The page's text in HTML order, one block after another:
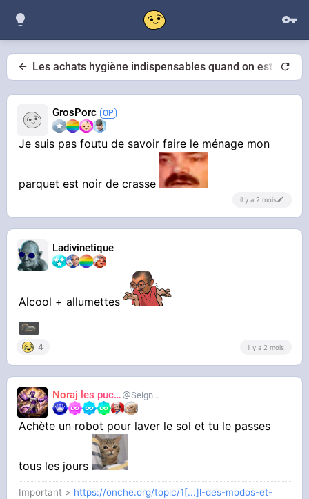
Les achats hygiène indispensables quand on est un
GrosPorc
Je suis pas foutu de savoir faire le ménage mon
parquet est noir de crasse
il y a 2 mois
Ladivinetique
Alcool + allumettes
4 il y a 2 mois
Noraj les pucix SeigneurCooler
Achète un robot pour laver le sol et tu le passes
tous les jours
Important > https://onche.org/topic/1[...]l-des-modos-et-